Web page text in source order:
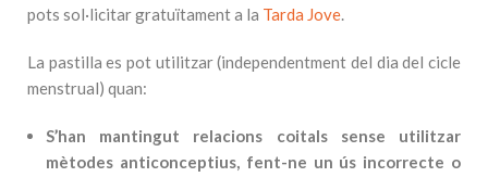
pots sol·licitar gratuïtament a la Tarda Jove.
La pastilla es pot utilitzar (independentment del dia del cicle
menstrual) quan:
S’han mantingut relacions coitals sense utilitzar
mètodes anticonceptius, fent-ne un ús incorrecte o